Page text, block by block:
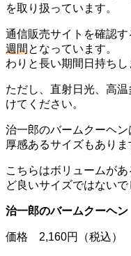
を取り扱っています。
通信販売サイトを確認す
週間となっています。
わりと長い期間日持ちし
ただし、直射日光、高
けてください。
治一郎のバームクーヘ
厚感あるサイズもありま
こちらはボリュームが
ど良いサイズではないで
治一郎のバームクーヘン
価格 2,160円（税込）